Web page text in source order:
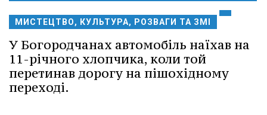
МИСТЕЦТВО, КУЛЬТУРА, РОЗВАГИ ТА ЗМІ
У Богородчанах автомобіль наїхав на
11-річного хлопчика, коли той
перетинав дорогу на пішохідному
переході.